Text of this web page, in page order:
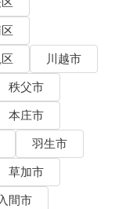
川越市
秩父市
本庄市
羽生市
草加市
間市